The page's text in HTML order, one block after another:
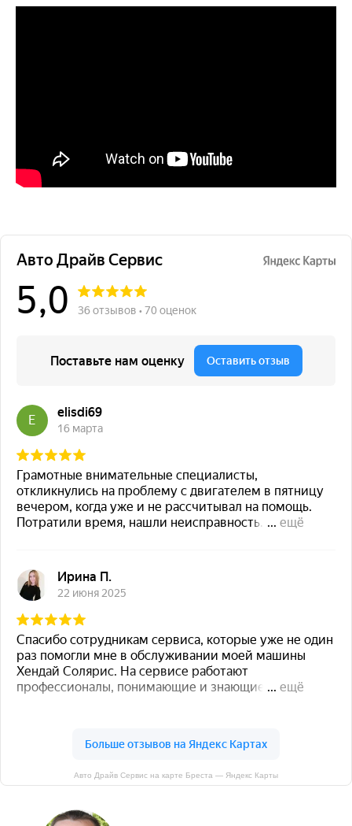
Авто Драйв Сервис на карте Бреста — Яндекс Карты